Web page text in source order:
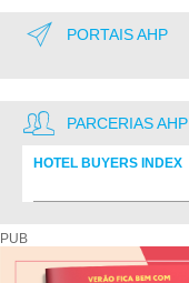
PORTAIS AHP
PARCERIAS AHP
HOTEL BUYERS INDEX
PUB